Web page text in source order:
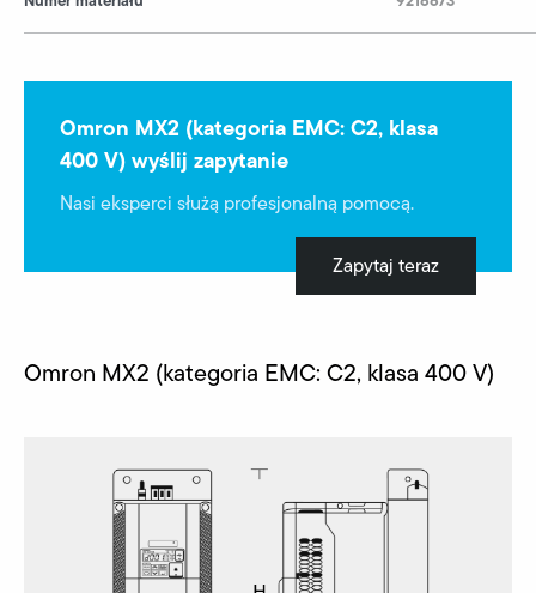
Omron MX2 (kategoria EMC: C2, klasa
400 V) wyślij zapytanie
Nasi eksperci służą profesjonalną pomocą.
Zapytaj teraz
Omron MX2 (kategoria EMC: C2, klasa 400 V)